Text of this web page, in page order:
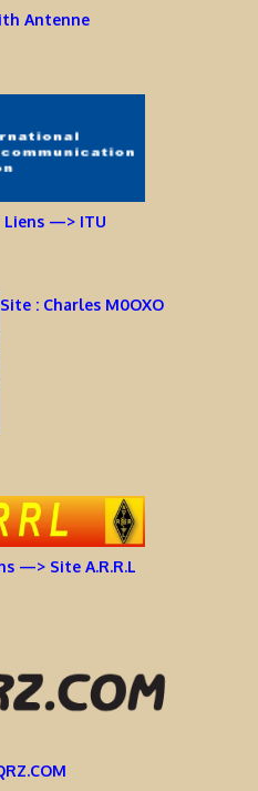
Antenne
Liens —> ITU
Site : Charles M0OXO
—> Site A.R.R.L